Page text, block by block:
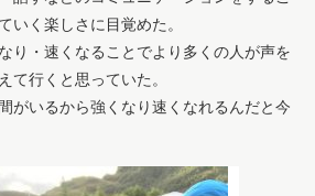
いく楽しさに目覚めた。
り・速くなることでより多くの人が声を
て行くと思っていた。
がいるから強くなり速くなれるんだと今